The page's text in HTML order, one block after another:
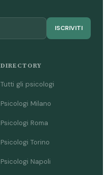
ISCRIVITI
DIRECTORY
Tutti gli psicologi
Psicologi Milano
Psicologi Roma
Psicologi Torino
Psicologi Napoli